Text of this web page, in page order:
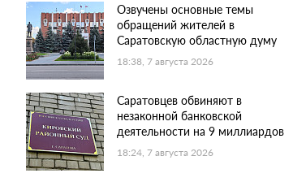
Озвучены основные темы
обращений жителей в
Саратовскую областную думу
18:38, 7 августа 2026
Саратовцев обвиняют в
незаконной банковской
деятельности на 9 миллиардов
18:24, 7 августа 2026